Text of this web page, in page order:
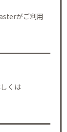
がご利用
くは